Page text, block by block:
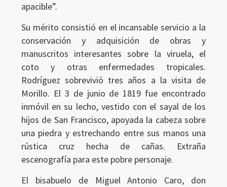
apacible”.
Su mérito consistió en el incansable servicio a la
conservación y adquisición de obras y
manuscritos interesantes sobre la viruela, el
coto y otras enfermedades tropicales.
Rodríguez sobrevivió tres años a la visita de
Morillo. El 3 de junio de 1819 fue encontrado
inmóvil en su lecho, vestido con el sayal de los
hijos de San Francisco, apoyada la cabeza sobre
una piedra y estrechando entre sus manos una
rústica cruz hecha de cañas. Extraña
escenografía para este pobre personaje.
El bisabuelo de Miguel Antonio Caro, don